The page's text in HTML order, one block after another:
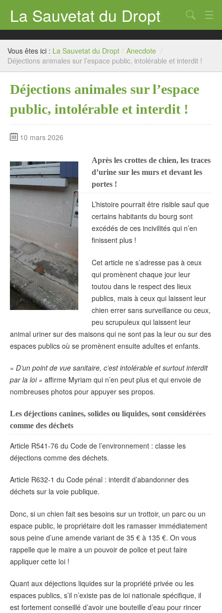
La Sauvetat du Dropt
Accueil
Mairie
Archives
Agenda 2026
Contact
Chercher
Vous êtes ici : La Sauvetat du Dropt / Anecdote /
Déjections animales sur l’espace public, intolérable et interdit !
Déjections animales sur l’espace
public, intolérable et interdit !
10 mars 2026
Après les crottes de chien, les traces
d’urine sur les murs et devant les
portes !
L’histoire pourrait être risible sauf que
certains habitants du bourg sont
excédés de ces incivilités qui n’en
finissent plus !
Cet article ne s’adresse pas à ceux
qui promènent chaque jour leur
toutou dans le respect des lieux
publics, mais à ceux qui laissent leur
chien errer sans surveillance ou ceux,
peu scrupuleux qui laissent leur
animal uriner sur des maisons qui ne sont pas la leur ou sur des
espaces publics où se promènent ensuite adultes et enfants.
« D’un point de vue sanitaire, c’est intolérable et surtout interdit
par la loi » affirme Myriam qui n’en peut plus et qui envoie de
nombreuses photos pour appuyer ses propos.
Les déjections canines, solides ou liquides, sont considérées
comme des déchets
Article R541-76 du Code de l’environnement : classe les
déjections comme des déchets.
Article R632-1 du Code pénal : interdit d’abandonner des
déchets sur la voie publique.
Donc, si un chien fait ses besoins sur un trottoir, un parc ou un
espace public, le propriétaire doit les ramasser immédiatement
sous peine d’une amende variant de 35 € à 135 €. On vous
rappelle que le maire a un pouvoir de police et peut faire
appliquer cette loi !
Quant aux déjections liquides sur la propriété privée ou les
espaces publics, s’il n’existe pas de loi nationale spécifique, il
est fortement conseillé d’avoir une bouteille d’eau pour rincer